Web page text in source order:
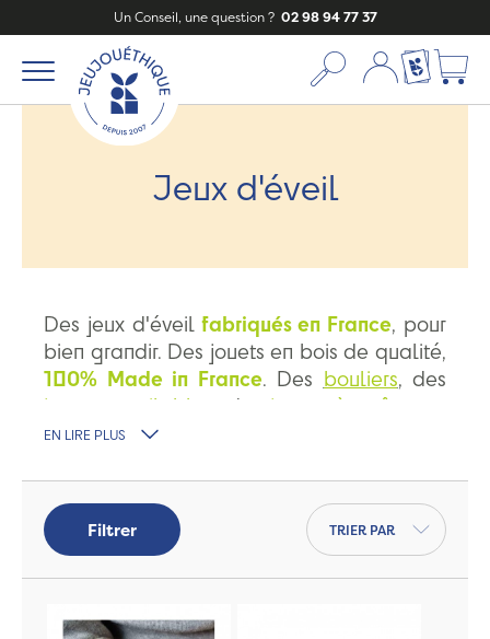
Un Conseil, une question ? 02 98 94 77 37
Mon compte
Ma liste
Jeux d'éveil
Des jeux d'éveil fabriqués en France, pour
bien grandir. Des jouets en bois de qualité,
100% Made in France. Des bouliers, des
jouets empilables
, des jouets à traîner
Un ensemble de jouets en bois fabriqués
sélectionné avec soin par Jeujouéthique.
Découvrez le catalogue de jouets
Vilac,
une marque emblématique du savoir-faire
petits et plus grands !
EN LIRE PLUS
Filtrer
Trier par